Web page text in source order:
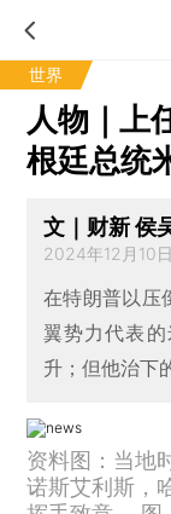
世界
人物｜上
根廷总统
文｜财新 侯
2024年12月10
在特朗普以压
翼势力代表
升；但他治下
资料图：当地
诺斯艾利斯，